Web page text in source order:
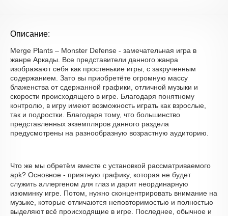
Описание:
Merge Plants – Monster Defense - замечательная игра в
жанре Аркады. Все представители данного жанра
изображают себя как простенькие игры, с закрученным
содержанием. Зато вы приобретёте огромную массу
блаженства от сдержанной графики, отличной музыки и
скорости происходящего в игре. Благодаря понятному
контролю, в игру имеют возможность играть как взрослые,
так и подростки. Благодаря тому, что большинство
представленных экземпляров данного раздела
предусмотрены на разнообразную возрастную аудиторию.
Что же мы обретём вместе с установкой рассматриваемого
apk? Основное - приятную графику, которая не будет
служить аллергеном для глаз и дарит неординарную
изюминку игре. Потом, нужно сконцентрировать внимание на
музыке, которые отличаются неповторимостью и полностью
выделяют всё происходящие в игре. Последнее, обычное и